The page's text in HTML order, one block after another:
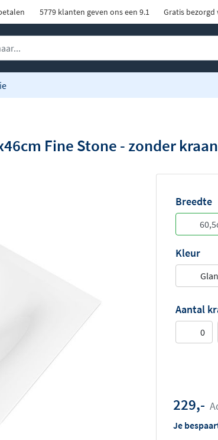
5779 klanten geven ons een 9.1 Gratis bezorgd
Fine Stone - zonder
Breedte
Kleur
Aantal
0
229,-
Je